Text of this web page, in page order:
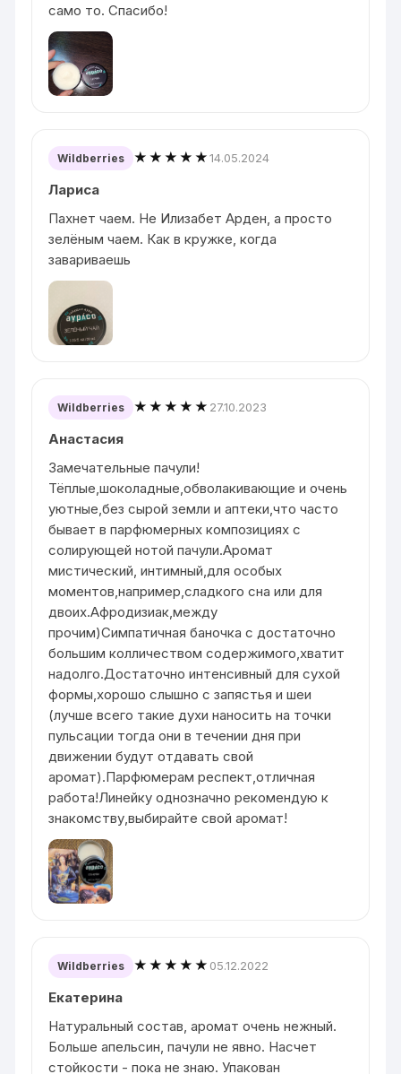
само то. Спасибо!
Wildberries ★★★★★14.05.2024
Лариса
Пахнет чаем. Не Илизабет Арден, а просто
зелёным чаем. Как в кружке, когда
завариваешь
Wildberries ★★★★★ 27.10.2023
Анастасия
Замечательные пачули!
Тёплые,шоколадные,обволакивающие и очень
уютные,без сырой земли и аптеки,что часто
бывает в парфюмерных композициях с
солирующей нотой пачули.Аромат
мистический, интимный,для особых
моментов,например,сладкого сна или для
двоих.Афродизиак,между
прочим)Симпатичная баночка с достаточно
большим колличеством содержимого,хватит
надолго.Достаточно интенсивный для сухой
формы,хорошо слышно с запястья и шеи
(лучше всего такие духи наносить на точки
пульсации тогда они в течении дня при
движении будут отдавать свой
аромат).Парфюмерам респект,отличная
работа!Линейку однозначно рекомендую к
знакомству,выбирайте свой аромат!
Wildberries ★★★★★ 05.12.2022
Екатерина
Натуральный состав, аромат очень нежный.
Больше апельсин, пачули не явно. Насчет
стойкости - пока не знаю. Упакован